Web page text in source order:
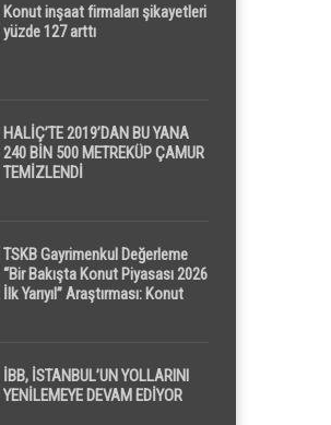
Konut inşaat firmaları şikayetleri
yüzde 127 arttı
HALİÇ’TE 2019’DAN BU YANA
240 BİN 500 METREKÜP ÇAMUR
TEMİZLENDİ
TSKB Gayrimenkul Değerleme
“Bir Bakışta Konut Piyasası 2026
İlk Yarıyıl” Araştırması: Konut
Dikkat Çekti
İBB, İSTANBUL’UN YOLLARINI
YENİLEMEYE DEVAM EDİYOR